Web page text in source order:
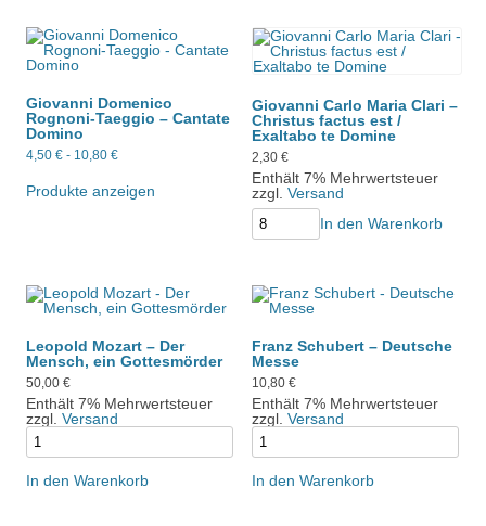
Giovanni Domenico
Rognoni-Taeggio – Cantate
Domino
4,50 € - 10,80 €
Produkte anzeigen
Giovanni Carlo Maria Clari –
Christus factus est /
Exaltabo te Domine
2,30 €
Enthält 7% Mehrwertsteuer
zzgl. Versand
In den Warenkorb
Leopold Mozart – Der
Mensch, ein Gottesmörder
50,00 €
Enthält 7% Mehrwertsteuer
zzgl. Versand
In den Warenkorb
Franz Schubert – Deutsche
Messe
10,80 €
Enthält 7% Mehrwertsteuer
zzgl. Versand
In den Warenkorb